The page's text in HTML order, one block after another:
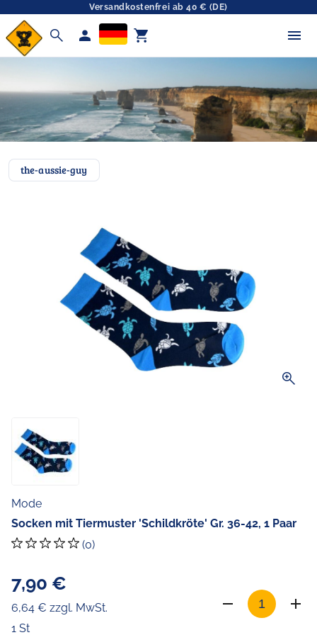
Versandkostenfrei ab 40 € (DE)
search person shopping_cart
the-aussie-guy
zoom_in
Mode
Socken mit Tiermuster 'Schildkröte' Gr. 36-42, 1 Paar
(0)
7,90 €
6,64 € zzgl. MwSt.
1 St